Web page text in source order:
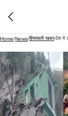
Home/News/हिमाचली खबर/देश में